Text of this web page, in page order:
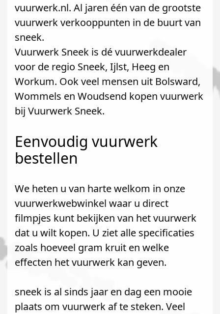
vuurwerk.nl. Al jaren één van de grootste
vuurwerk verkooppunten in de buurt van
sneek.
Vuurwerk Sneek is dé vuurwerkdealer
voor de regio Sneek, Ijlst, Heeg en
Workum. Ook veel mensen uit Bolsward,
Wommels en Woudsend kopen vuurwerk
bij Vuurwerk Sneek.
Eenvoudig vuurwerk
bestellen
We heten u van harte welkom in onze
vuurwerkwebwinkel waar u direct
filmpjes kunt bekijken van het vuurwerk
dat u wilt kopen. U ziet alle specificaties
zoals hoeveel gram kruit en welke
effecten het vuurwerk kan geven.
sneek is al sinds jaar en dag een mooie
plaats om vuurwerk af te steken. Veel